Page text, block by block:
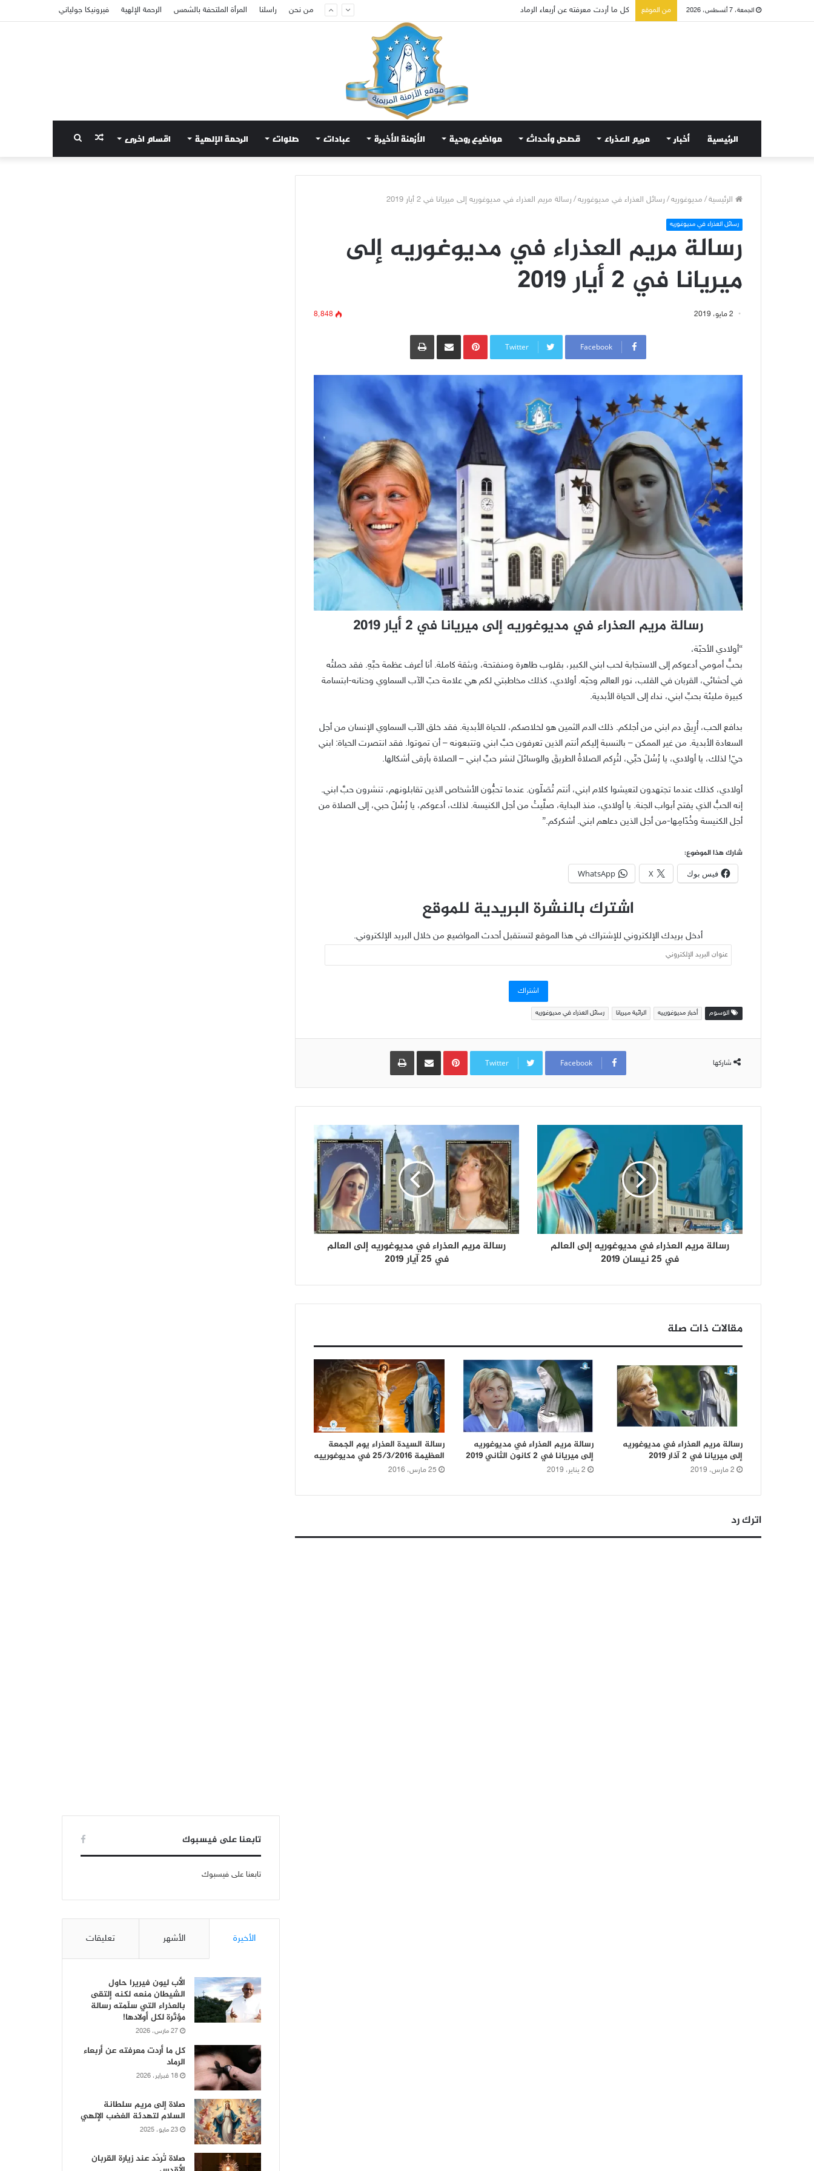
الجمعة، 7 أغسطس، 2026 من الموقع صلاة إلى مريم سلطانة السلام لتهدئة الغضب الإلهي من نحن راسلنا المرأة الملتحفة بالشمس الرحمة الإلهية فيرونيكا جولياني
الرئيسية أخبار مريم العذراء قصص وأحداث مواضيع روحية الأزمنة الأخيرة عبادات صلوات الرحمة الإلهية اقسام اخرى بحث مقال
الرئيسية/ مديوغوريه/ رسائل العذراء في مديوغوريه/ رسالة مريم العذراء في مديوغوريه إلى ميريانا في 2 أيار 2019
رسائل العذراء في مديوغوريه
رسالة مريم العذراء في مديوغوريه إلى
ميريانا في 2 أيار 2019
2 مايو، 2019 8٬848
Facebook
Twitter
Pinterestمشاركة عبر البريد طباعة
رسالة مريم العذراء في مديوغوريه إلى ميريانا في 2 أيار 2019
“أولادي الأحبّة،
بحبٍّ أمومي أدعوكم إلى الاستجابة لحب ابني الكبير، بقلوب طاهرة ومنفتحة، وبثقة كاملة. أنا أعرف عظمة حبِّهِ. فقد حملتُه
في أحشائي، القربان في القلب، نور العالم وحبّه. أولادي، كذلك مخاطبتي لكم هي علامة حبّ الآب السماوي وحنانه-ابتسامة
كبيرة مليئة بحبِّ ابني، نداء إلى الحياة الأبدية.
بدافع الحب، أُرِيقَ دم ابني من أجلكم. ذلك الدم الثمين هو لخلاصكم، للحياة الأبدية. فقد خلق الآب السماوي الإنسان من أجل
السعادة الأبدية. من غير الممكن – بالنسبة إليكم أنتم الذين تعرفون حبَّ ابني وتتبعونه – أن تموتوا. فقد انتصرت الحياة: ابني
حيّ! لذلك، يا أولادي، يا رُسُلَ حبِّي، لتُرِكم الصلاةُ الطريقَ والوسائلَ لنشر حبِّ ابني – الصلاة بأرقى أشكالها.
أولادي، كذلك عندما تجتهدون لتعيشوا كلام ابني، أنتم تُصَلّون. عندما تحبُّون الأشخاص الذين تقابلونهم، تنشرون حبَّ ابني.
إنه الحبُّ الذي يفتح أبواب الجنة. يا أولادي، منذ البداية، صلَّيتُ من أجل الكنيسة. لذلك، أدعوكم، يا رُسُلَ حبي، إلى الصلاة من
أجل الكنيسة وخُدّامِها-من أجل الذين دعاهم ابني. أشكركم.”
شارك هذا الموضوع:
فيس بوك X
WhatsApp
اشترك بالنشرة البريدية للموقع
أدخل بريدك الإلكتروني للإشتراك في هذا الموقع لتستقبل أحدث المواضيع من خلال البريد الإلكتروني.
عنوان
البريد
اشتراك
الوسوم أخبار مديوغورييه الرائية ميريانا رسائل العذراء في مديوغوريه
شاركها Facebook
Twitter
Pinterestمشاركة عبر البريد طباعة
رسالة مريم العذراء في مديوغوريه إلى العالم
في 25 نيسان 2019
رسالة مريم العذراء في مديوغوريه إلى العالم
في 25 آيار 2019
مقالات ذات صلة
رسالة مريم العذراء في مديوغوريه
إلى ميريانا في 2 آذار 2019
2 مارس، 2019
رسالة مريم العذراء في مديوغوريه
إلى ميريانا في 2 كانون الثاني 2019
2 يناير، 2019
رسالة السيدة العذراء يوم الجمعة
العظيمة 25/3/2016 في مديوغورييه
25 مارس، 2016
اترك رد
تابعنا على فيسبوك
تابعنا على فيسبوك
الأخيرة الأشهر تعليقات
الأب ليون فيريرا حاول
الشيطان منعه لكنه إلتقى
بالعذراء التي سلّمته رسالة
مؤثّرة لكل أولادها!
27 مارس، 2026
كل ما أردت معرفته عن أربعاء
الرماد
18 فبراير، 2026
صلاة إلى مريم سلطانة
السلام لتهدئة الغضب الإلهي
23 مايو، 2025
صلاة تُردّد عند زيارة القربان